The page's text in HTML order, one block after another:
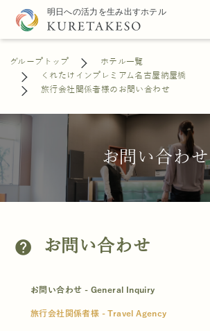
グループトップ
ホテル一覧
くれたけインプレミアム名古屋納屋橋
旅行会社関係者様のお問い合わせ
お問い合わせ
help お問い合わせ
お問い合わせ - General Inquiry
旅行会社関係者様 - Travel Agency